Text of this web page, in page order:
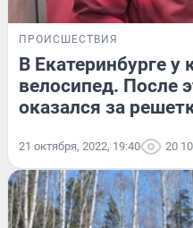
ПРОИСШЕСТВИЯ
В Екатеринбурге у
велосипед. После
оказался за
21 октября, 2022, 19:40 20